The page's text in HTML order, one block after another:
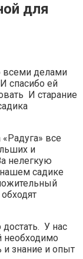
для
всеми делами
спасибо ей
И старание
все
и
нелегкую
нашем садике
У нас
необходимо
знание и опыт